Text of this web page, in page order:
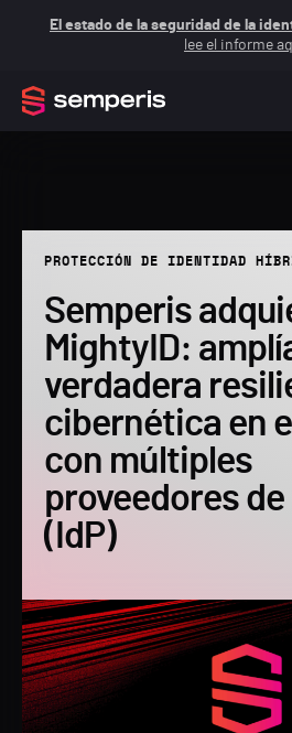
El estado de la seguridad de la
lee el informe
PROTECCIÓN DE IDENTIDAD
Semperis
MightyID:
verdadera
cibernética en
con múltiples
proveedores
(IdP)